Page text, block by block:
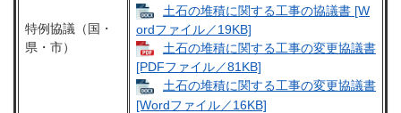
特例協議（国・
県・市）
土石の堆積に関する工事の協議書 [W
ordファイル／19KB]
土石の堆積に関する工事の変更協議書
[PDFファイル／81KB]
土石の堆積に関する工事の変更協議書
[Wordファイル／16KB]